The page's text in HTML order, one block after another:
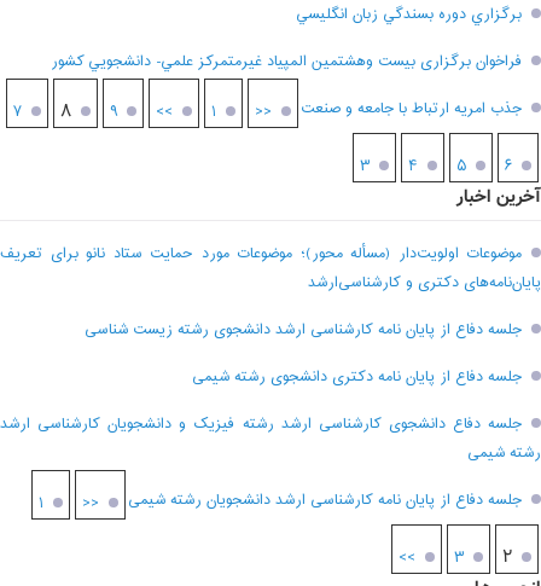
برگزاري دوره بسندگي زبان انگليسي
فراخوان برگزاری بيست وهشتمين المپياد غيرمتمركز علمي- دانشجويي كشور
جذب امریه ارتباط با جامعه و صنعت
<< ۱
۳ ۴ ۵ ۶
۷ ۸ ۹ >>
آخرین اخبار
موضوعات اولویت‌دار (مسأله محور)؛ موضوعات مورد حمایت ستاد نانو برای تعریف
پایان‌نامه‌های دکتری و کارشناسی‌ارشد
جلسه دفاع از پایان نامه کارشناسی ارشد دانشجوی رشته زیست شناسی
جلسه دفاع از پایان نامه دکتری دانشجوی رشته شیمی
جلسه دفاع دانشجوی کارشناسی ارشد رشته فیزیک و دانشجویان کارشناسی ارشد
رشته شیمی
جلسه دفاع از پایان نامه کارشناسی ارشد دانشجویان رشته شیمی
<< ۱
۲ ۳ >>